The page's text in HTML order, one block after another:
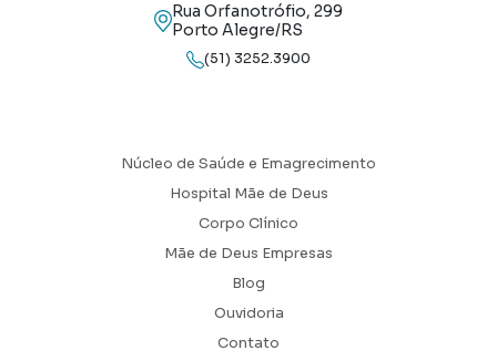
Rua Orfanotrófio, 299
Porto Alegre/RS
(51) 3252.3900
Núcleo de Saúde e Emagrecimento
Hospital Mãe de Deus
Corpo Clínico
Mãe de Deus Empresas
Blog
Ouvidoria
Contato